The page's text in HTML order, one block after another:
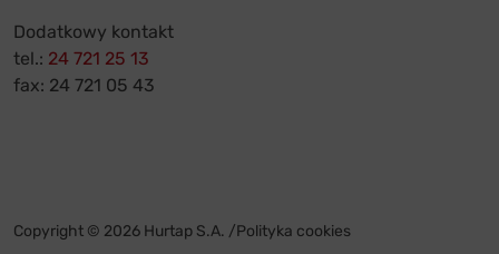
Dodatkowy kontakt
tel.: 24 721 25 13
fax: 24 721 05 43
Copyright © 2026 Hurtap S.A. /Polityka cookies